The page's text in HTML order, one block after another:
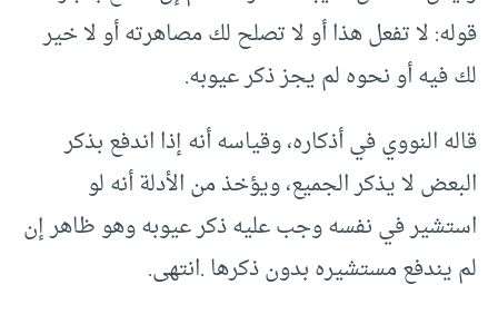
قوله: لا تفعل هذا أو لا تصلح لك مصاهرته أو لا خير
لك فيه أو نحوه لم يجز ذكر عيوبه.
قاله النووي في أذكاره، وقياسه أنه إذا اندفع بذكر
البعض لا يذكر الجميع، ويؤخذ من الأدلة أنه لو
استشير في نفسه وجب عليه ذكر عيوبه وهو ظاهر إن
لم يندفع مستشيره بدون ذكرها .انتهى.